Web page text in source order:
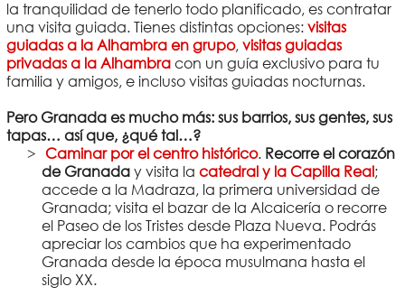
la tranquilidad de tenerlo todo planificado, es contratar
una visita guiada. Tienes distintas opciones: visitas
guiadas a la Alhambra en grupo, visitas guiadas
privadas a la Alhambracon un guía exclusivo para tu
familia y amigos, e incluso visitas guiadas nocturnas.
Pero Granada es mucho más: sus barrios, sus gentes, sus
tapas… así que, ¿qué tal…?
Caminar por el centro histórico. Recorre el corazón
de Granada y visita lacatedral y la Capilla Real;
accede a la Madraza, la primera universidad de
Granada; visita el bazar de la Alcaicería o recorre
el Paseo de los Tristes desde Plaza Nueva. Podrás
apreciar los cambios que ha experimentado
Granada desde la época musulmana hasta el
siglo XX.